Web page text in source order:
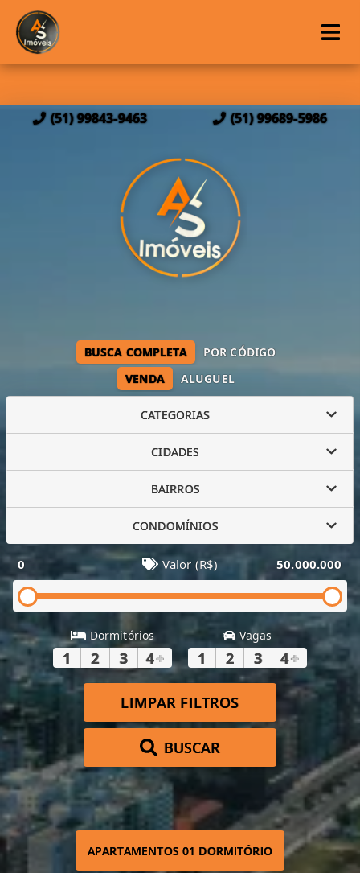
(51) 99843-9463 (51) 99689-5986
VENDA ALUGUEL
BUSCA COMPLETA POR CÓDIGO
CATEGORIAS
CIDADES
BAIRROS
CONDOMÍNIOS
0 Valor (R$) 50.000.000
Dormitórios
1 2 3 4+
Vagas
1 2 3 4+
LIMPAR FILTROS
BUSCAR
APARTAMENTOS 01 DORMITÓRIO